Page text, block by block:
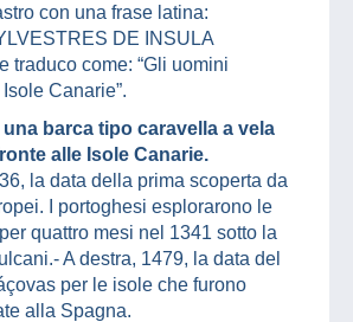
con una frase latina:
DE INSULA
traduco come: “Gli uomini
Canarie”.
barca tipo caravella a vela
alle Isole Canarie.
la data della prima scoperta da
I portoghesi esplorarono le
quattro mesi nel 1341 sotto la
A destra, 1479, la data del
per le isole che furono
alla Spagna.